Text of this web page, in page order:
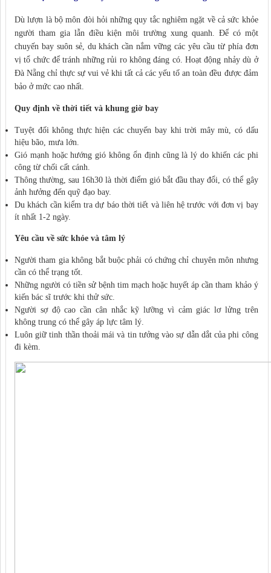
Dù lượn là bộ môn đòi hỏi những quy tắc nghiêm ngặt về cả sức khỏe
người tham gia lẫn điều kiện môi trường xung quanh. Để có một
chuyến bay suôn sẻ, du khách cần nắm vững các yêu cầu từ phía đơn
vị tổ chức để tránh những rủi ro không đáng có. Hoạt động nhảy dù ở
Đà Nẵng chỉ thực sự vui vẻ khi tất cả các yếu tố an toàn đều được đảm
bảo ở mức cao nhất.
Quy định về thời tiết và khung giờ bay
Tuyệt đối không thực hiện các chuyến bay khi trời mây mù, có dấu
hiệu bão, mưa lớn.
Gió mạnh hoặc hướng gió không ổn định cũng là lý do khiến các phi
công từ chối cất cánh.
Thông thường, sau 16h30 là thời điểm gió bắt đầu thay đổi, có thể gây
ảnh hưởng đến quỹ đạo bay.
Du khách cần kiểm tra dự báo thời tiết và liên hệ trước với đơn vị bay
ít nhất 1-2 ngày.
Yêu cầu về sức khỏe và tâm lý
Người tham gia không bắt buộc phải có chứng chỉ chuyên môn nhưng
cần có thể trạng tốt.
Những người có tiền sử bệnh tim mạch hoặc huyết áp cần tham khảo ý
kiến bác sĩ trước khi thử sức.
Người sợ độ cao cần cân nhắc kỹ lưỡng vì cảm giác lơ lửng trên
không trung có thể gây áp lực tâm lý.
Luôn giữ tinh thần thoải mái và tin tưởng vào sự dẫn dắt của phi công
đi kèm.